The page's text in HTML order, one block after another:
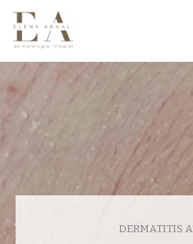
DERMATITIS